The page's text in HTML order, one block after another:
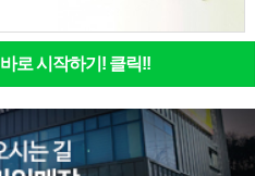
바로 시작하기! 클릭!!